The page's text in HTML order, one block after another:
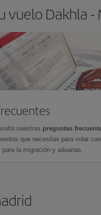
vuelo Dakhla -
nuestras preguntas
que necesitas para volar
la migración y aduanas.